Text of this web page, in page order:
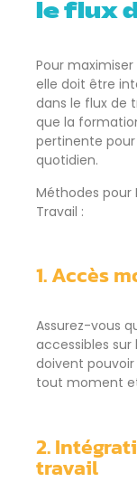
le flux
Pour
elle doit être
dans le flux de
que la
pertinente pour
quotidien.
Méthodes pour
Travail :
1. Accès
Assurez-vous
accessibles sur
doivent
tout moment
2.
travail